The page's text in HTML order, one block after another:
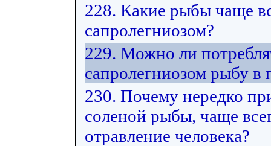
228. Какие рыбы чаще
сапролегниозом?
229. Можно ли
сапролегниозом рыбу в
230. Почему нередко
соленой рыбы, чаще
отравление человека?